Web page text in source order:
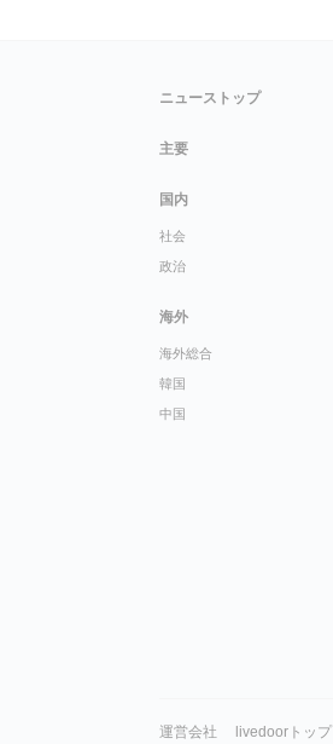
ニューストップ
主要
国内
社会
政治
海外
海外総合
韓国
中国
運営会社 livedoorトップ